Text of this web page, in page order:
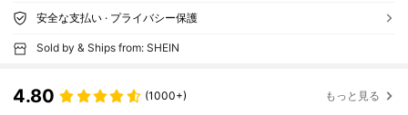
安全な支払い · プライバシー保護
Sold by & Ships from: SHEIN
4.80 (1000+) もっと見る